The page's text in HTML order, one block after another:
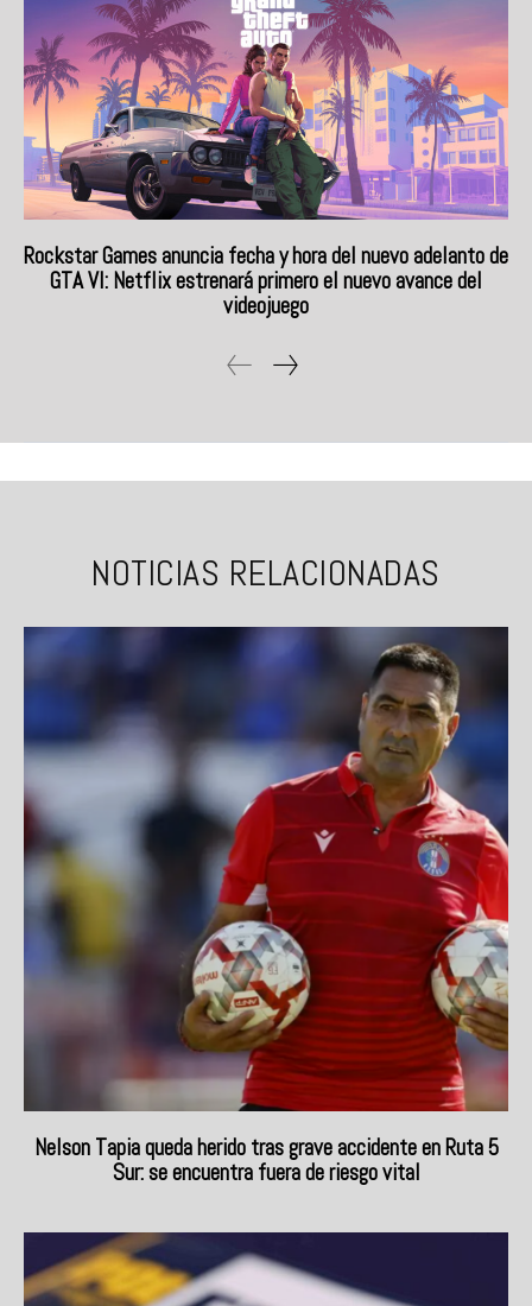
Rockstar Games anuncia fecha y hora del nuevo adelanto de
GTA VI: Netflix estrenará primero el nuevo avance del
videojuego
NOTICIAS RELACIONADAS
Nelson Tapia queda herido tras grave accidente en Ruta 5
Sur: se encuentra fuera de riesgo vital